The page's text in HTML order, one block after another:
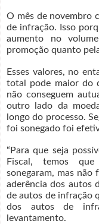
O mês de novembro
de infração. Isso
aumento no
promoção quanto
Esses valores, no
total pode maior do
não conseguem
outro lado da
longo do processo.
foi sonegado foi
“Para que seja
Fiscal, temos
sonegaram, mas não
aderência dos autos
de autos de infração
dos autos de
levantamento.